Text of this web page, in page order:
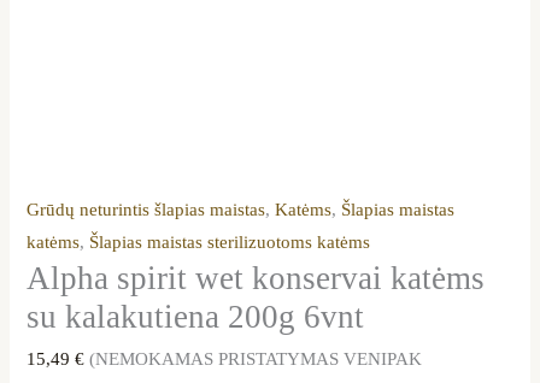
Grūdų neturintis šlapias maistas,Katėms, Šlapias maistas
katėms, Šlapias maistas sterilizuotoms katėms
Alpha spirit wet konservai katėms
su kalakutiena 200g 6vnt
15,49€ (NEMOKAMAS PRISTATYMAS VENIPAK